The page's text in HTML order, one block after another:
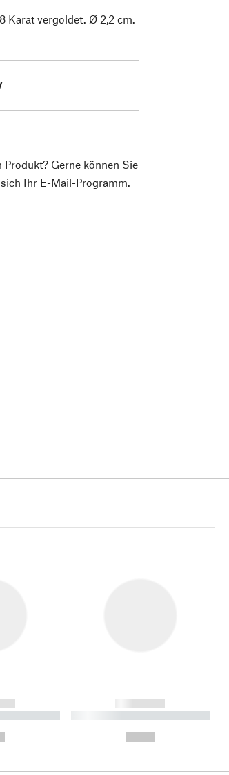
Karat vergoldet. Ø 2,2 cm.
Produkt? Gerne können Sie
Ihr E-Mail-Programm.
----------
------------
----------- ----------- ----------